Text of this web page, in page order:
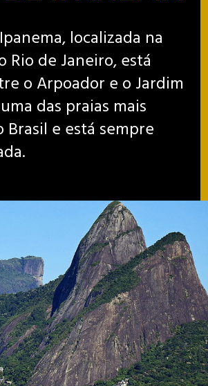
localizada na
Rio de Janeiro, está
o Arpoador e o Jardim
das praias mais
Brasil e está sempre